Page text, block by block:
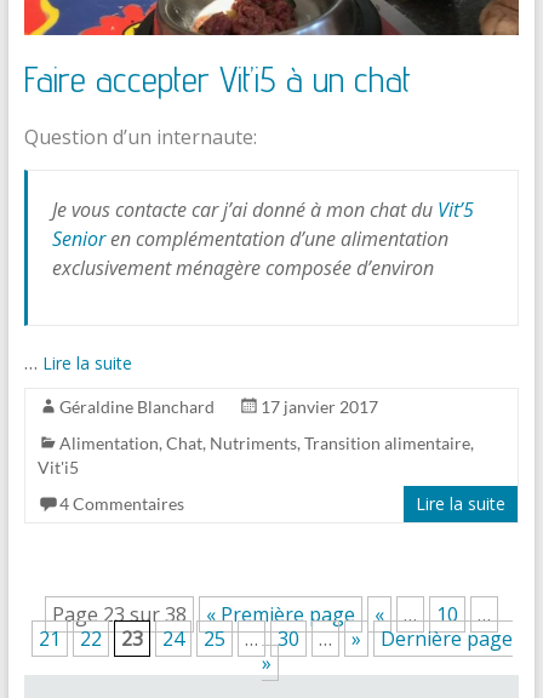
Faire accepter Vit’i5 à un chat
Question d’un internaute:
Je vous contacte car j’ai donné à mon chat du Vit’5
Senioren complémentation d’une alimentation
exclusivement ménagère composée d’environ
… Lire la suite
Géraldine Blanchard
17 janvier 2017
Alimentation, Chat, Nutriments, Transition alimentaire,
Vit'i5
4 Commentaires
Lire la suite
Page 23 sur 38 « Première page « … 10
…
21
22 23 24 25 … 30 … »
Dernière page
»